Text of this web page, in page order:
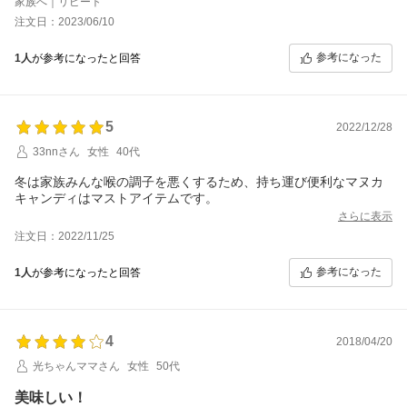
注文日：2023/06/10
1人が参考になったと回答 参考になった
5
2022/12/28
33nnさん
女性 40代
冬は家族みんな喉の調子を悪くするため、持ち運び便利なマヌカ
キャンディはマストアイテムです。
さらに表示
注文日：2022/11/25
1人が参考になったと回答 参考になった
4
2018/04/20
光ちゃんママさん
女性 50代
美味しい！